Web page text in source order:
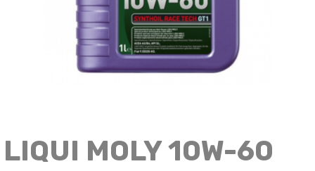
LIQUI MOLY 10W-60